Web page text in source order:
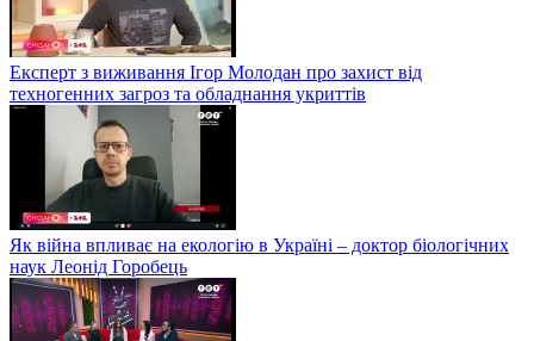
Експерт з виживання Ігор Молодан про захист від
техногенних загроз та обладнання укриттів
Як війна впливає на екологію в Україні – доктор біологічних
наук Леонід Горобець